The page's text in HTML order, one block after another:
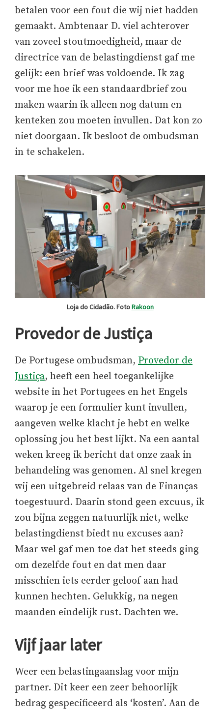
betalen voor een fout die wij niet hadden
gemaakt. Ambtenaar D. viel achterover
van zoveel stoutmoedigheid, maar de
directrice van de belastingdienst gaf me
gelijk: een brief was voldoende. Ik zag
voor me hoe ik een standaardbrief zou
maken waarin ik alleen nog datum en
kenteken zou moeten invullen. Dat kon zo
niet doorgaan. Ik besloot de ombudsman
in te schakelen.
Loja do Cidadão. FotoRakoon
Provedor de Justiça
De Portugese ombudsman, Provedor de
Justiça, heeft een heel toegankelijke
website in het Portugees en het Engels
waarop je een formulier kunt invullen,
aangeven welke klacht je hebt en welke
oplossing jou het best lijkt. Na een aantal
weken kreeg ik bericht dat onze zaak in
behandeling was genomen. Al snel kregen
wij een uitgebreid relaas van de Finanças
toegestuurd. Daarin stond geen excuus, ik
zou bijna zeggen natuurlijk niet, welke
belastingdienst biedt nu excuses aan?
Maar wel gaf men toe dat het steeds ging
om dezelfde fout en dat men daar
misschien iets eerder geloof aan had
kunnen hechten. Gelukkig, na negen
maanden eindelijk rust. Dachten we.
Vijf jaar later
Weer een belastingaanslag voor mijn
partner. Dit keer een zeer behoorlijk
bedrag gespecificeerd als ‘kosten’. Aan de